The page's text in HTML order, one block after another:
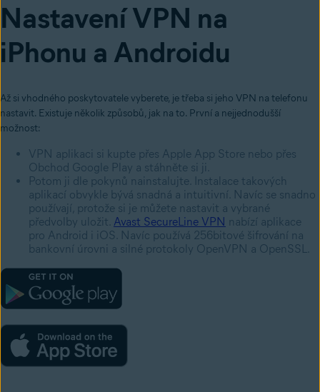
Nastavení VPN na
iPhonu a Androidu
Až si vhodného poskytovatele vyberete, je třeba si jeho VPN na telefonu
nastavit. Existuje několik způsobů, jak na to. První a nejjednodušší
možnost:
VPN aplikaci si kupte přes Apple App Store nebo přes
Obchod Google Play a stáhněte si ji.
Potom ji dle pokynů nainstalujte. Instalace takových
aplikací obvykle bývá snadná a intuitivní. Navíc se snadno
používají, protože si je můžete nastavit a vybrané
předvolby uložit. Avast SecureLine VPN nabízí aplikace
pro Android i iOS. Navíc používá 256bitové šifrování na
bankovní úrovni a silné protokoly OpenVPN a OpenSSL.